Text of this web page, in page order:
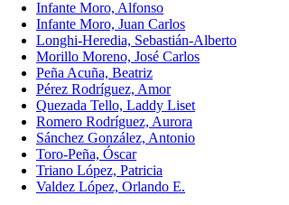
Infante Moro, Alfonso
Infante Moro, Juan Carlos
Longhi-Heredia, Sebastián-Alberto
Morillo Moreno, José Carlos
Peña Acuña, Beatriz
Pérez Rodríguez, Amor
Quezada Tello, Laddy Liset
Romero Rodríguez, Aurora
Sánchez González, Antonio
Toro-Peña, Óscar
Triano López, Patricia
Valdez López, Orlando E.